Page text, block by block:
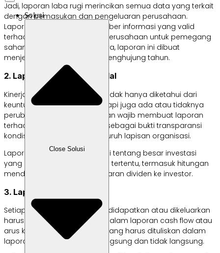
Solusi
Close Solusi
Jadi, laporan laba rugi merincikan semua data yang terkait
dengan pemasukan dan pengeluaran perusahaan.
Laporan ini juga menjadi sumber informasi yang valid
terhadap keadaan finansial perusahaan untuk pemegang
saham atau investor. Biasanya, laporan ini dibuat
menjelang akhir bulan atau penghujung tahun.
2. Laporan perubahan modal
Kinerja finansial perusahaan tidak hanya diketahui dari
keuntungan dan kerugian, tetapi juga ada atau tidaknya
perubahan modal. Perusahaan wajib membuat laporan
terhadap perubahan modal sebagai bukti transparansi
kondisi finansial terhadap seluruh lapisan organisasi.
Laporan ini berisikan informasi tentang besar investasi
yang didapatkan pada waktu tertentu, termasuk hitungan
mendetail terhadap pembayaran dividen ke investor.
3. Laporan cash flow
Setiap kas perusahaan yang didapatkan atau dikeluarkan
harus dicatat dengan tepat dalam laporan cash flow atau
arus kas. Ada dua jenis arus yang harus dituliskan dalam
laporan ini, yaitu cash flow langsung dan tidak langsung.